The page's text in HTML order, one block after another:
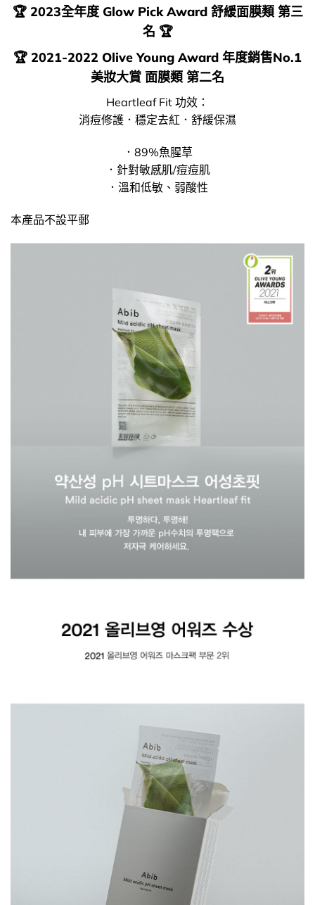
🏆 2023全年度 Glow Pick Award 舒緩面膜類 第三
名 🏆
🏆 2021-2022 Olive Young Award 年度銷售No.1
美妝大賞 面膜類 第二名
Heartleaf Fit 功效：
消痘修護．穩定去紅．舒緩保濕
．89%魚腥草
．針對敏感肌/痘痘肌
．溫和低敏、弱酸性
本產品不設平郵